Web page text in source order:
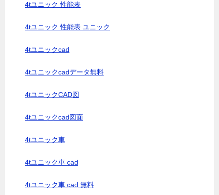
4tユニック 性能表
4tユニック 性能表 ユニック
4tユニックcad
4tユニックcadデータ無料
4tユニックCAD図
4tユニックcad図面
4tユニック車
4tユニック車 cad
4tユニック車 cad 無料